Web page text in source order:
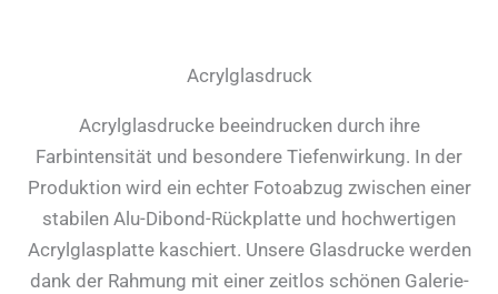
Acrylglasdruck
Acrylglasdrucke beeindrucken durch ihre
Farbintensität und besondere Tiefenwirkung. In der
Produktion wird ein echter Fotoabzug zwischen einer
stabilen Alu-Dibond-Rückplatte und hochwertigen
Acrylglasplatte kaschiert. Unsere Glasdrucke werden
dank der Rahmung mit einer zeitlos schönen Galerie-